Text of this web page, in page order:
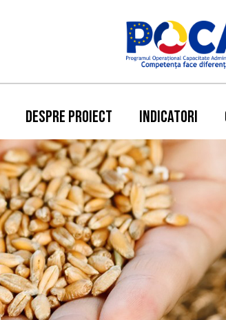
DESPRE PROIECT INDICATORI